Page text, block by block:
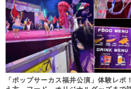
「ポップサーカス福井公演」体験レポ